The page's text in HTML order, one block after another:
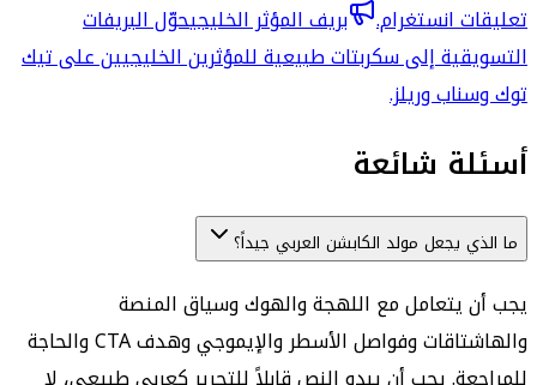
تعليقات انستغرام.
بريف المؤثر الخليجيحوّل البريفات
التسويقية إلى سكربتات طبيعية للمؤثرين الخليجيين على تيك
توك وسناب وريلز.
أسئلة شائعة
ما الذي يجعل مولد الكابشن العربي جيداً؟
يجب أن يتعامل مع اللهجة والهوك وسياق المنصة
والهاشتاقات وفواصل الأسطر والإيموجي وهدف CTA والحاجة